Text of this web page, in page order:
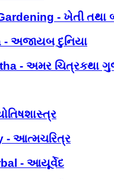
- ખેતી તથા
- અજાયબ દુનિયા
- અમર ચિત્રકથા
- આત્મચરિત્ર
- આયૂર્વેદ